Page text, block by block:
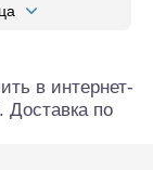
в интернет-
по